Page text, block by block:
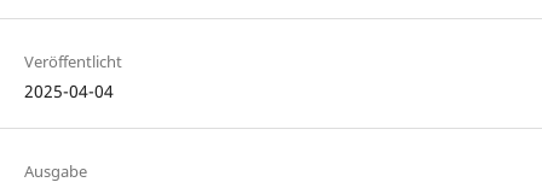
Veröffentlicht
2025-04-04
Ausgabe